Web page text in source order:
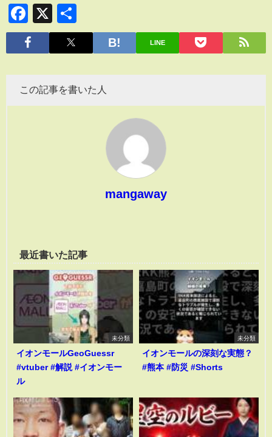
Facebook
X
有
LINE
この記事を書いた人
mangaway
最近書いた記事
未分類
イオンモールGeoGuessr
#vtuber #解説 #イオンモー
ル
未分類
イオンモールの深刻な実態？
#熊本 #防災 #Shorts